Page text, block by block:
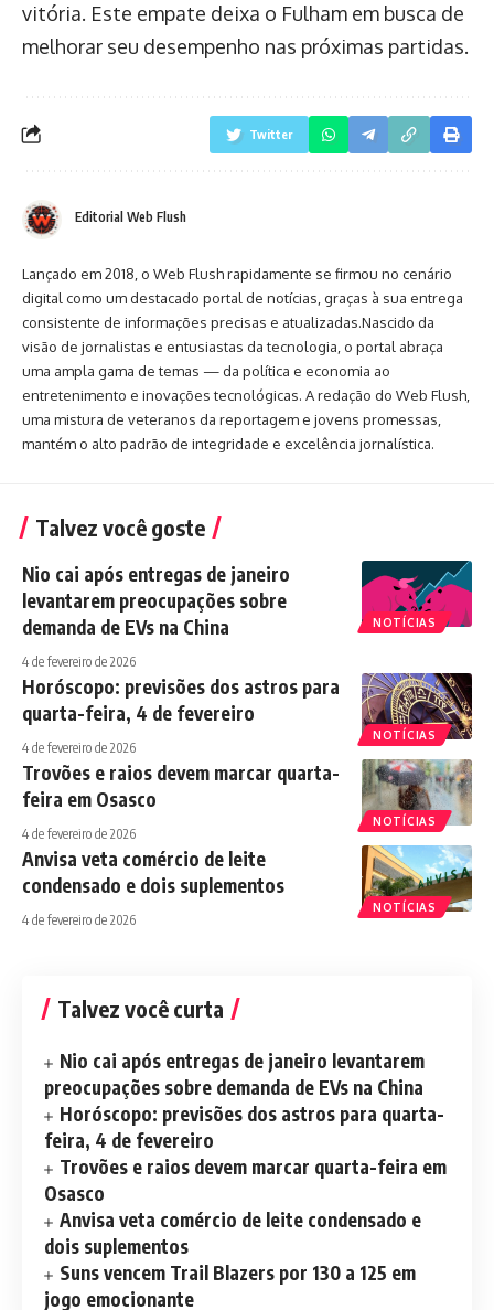
vitória. Este empate deixa o Fulham em busca de
melhorar seu desempenho nas próximas partidas.
Twitter
Editorial Web Flush
Lançado em 2018, o Web Flush rapidamente se firmou no cenário
digital como um destacado portal de notícias, graças à sua entrega
consistente de informações precisas e atualizadas.Nascido da
visão de jornalistas e entusiastas da tecnologia, o portal abraça
uma ampla gama de temas — da política e economia ao
entretenimento e inovações tecnológicas. A redação do Web Flush,
uma mistura de veteranos da reportagem e jovens promessas,
mantém o alto padrão de integridade e excelência jornalística.
Talvez você goste
NOTÍCIAS
Nio cai após entregas de janeiro
levantarem preocupações sobre
demanda de EVs na China
4 de fevereiro de 2026
NOTÍCIAS
Horóscopo: previsões dos astros para
quarta-feira, 4 de fevereiro
4 de fevereiro de 2026
NOTÍCIAS
Trovões e raios devem marcar quarta-
feira em Osasco
4 de fevereiro de 2026
NOTÍCIAS
Anvisa veta comércio de leite
condensado e dois suplementos
4 de fevereiro de 2026
Talvez você curta
Nio cai após entregas de janeiro levantarem
preocupações sobre demanda de EVs na China
Horóscopo: previsões dos astros para quarta-
feira, 4 de fevereiro
Trovões e raios devem marcar quarta-feira em
Osasco
Anvisa veta comércio de leite condensado e
dois suplementos
Suns vencem Trail Blazers por 130 a 125 em
jogo emocionante